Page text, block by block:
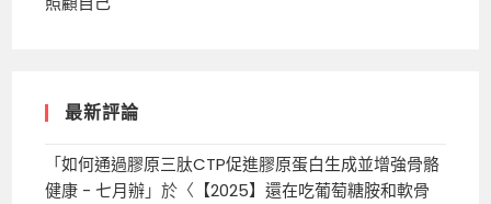
最新評論
「如何通過膠原三肽CTP促進膠原蛋白生成並增強骨骼
健康 - 七月辦」於〈 【2025】還在吃葡萄糖胺和軟骨